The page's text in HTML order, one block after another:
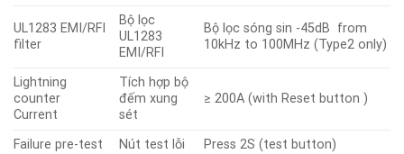
UL1283 EMI/RFI
filter
Bộ lọc
UL1283
EMI/RFI
Bộ lọc sóng sin -45dB from
10kHz to 100MHz (Type2 only)
Lightning
counter
Current
Tích hợp bộ
đếm xung
sét
≥ 200A (with Reset button )
Failure pre-test Nút test lỗi
Press 2S (test button)